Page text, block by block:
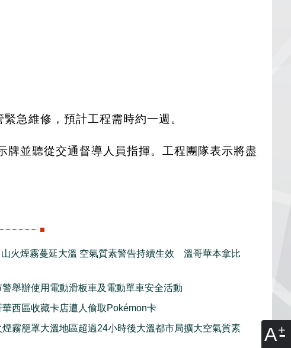
A
急維修，預計工程需時約一週。
並聽從交通督導人員指揮。工程團隊表示將盡
山火煙霧蔓延大溫 空氣質素警告持續生效 溫哥華本拿比
警舉辦使用電動滑板車及電動單車安全活動
華西區收藏卡店遭人偷取Pokémon卡
煙霧籠罩大溫地區超過24小時後大溫都市局擴大空氣質素